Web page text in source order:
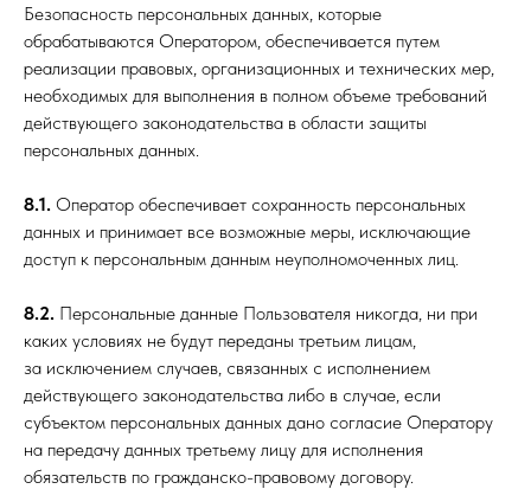
Безопасность персональных данных, которые
обрабатываются Оператором, обеспечивается путем
реализации правовых, организационных и технических мер,
необходимых для выполнения в полном объеме требований
действующего законодательства в области защиты
персональных данных.
8.1. Оператор обеспечивает сохранность персональных
данных и принимает все возможные меры, исключающие
доступ к персональным данным неуполномоченных лиц.
8.2. Персональные данные Пользователя никогда, ни при
каких условиях не будут переданы третьим лицам,
за исключением случаев, связанных с исполнением
действующего законодательства либо в случае, если
субъектом персональных данных дано согласие Оператору
на передачу данных третьему лицу для исполнения
обязательств по гражданско-правовому договору.